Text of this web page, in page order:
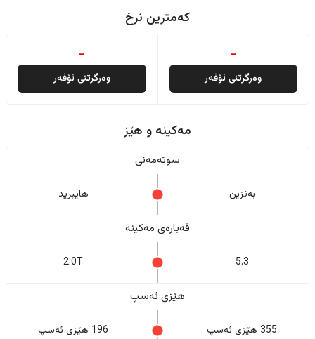
کەمترین نرخ
-
وەرگرتنی ئۆفەر
-
وەرگرتنی ئۆفەر
مەکینە و هێز
سوتەمەنی
بەنزین هایبرید
قەبارەی مەکینە
5.3
2.0T
هێزی ئەسپ
355 هێزی ئەسپ 196 هێزی ئەسپ